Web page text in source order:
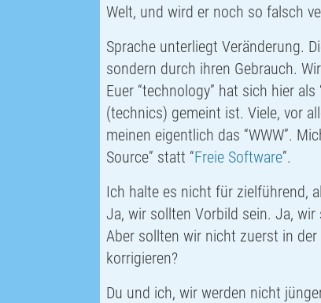
Welt, und wird er noch so falsch
Sprache unterliegt Veränderung.
sondern durch ihren Gebrauch.
Euer “technology” hat sich hier als
(technics) gemeint ist. Viele, vor
meinen eigentlich das “WWW”.
Source” statt “Freie Software”.
Ich halte es nicht für zielführend,
Ja, wir sollten Vorbild sein. Ja,
Aber sollten wir nicht zuerst in
korrigieren?
Du und ich, wir werden nicht